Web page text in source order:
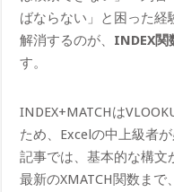
ばならない」と困った経
解消するのが、 INDEX関
す。
INDEX+MATCHは
ため、Excelの中上級者
記事では、基本的な構文
最新のXMATCH関数ま